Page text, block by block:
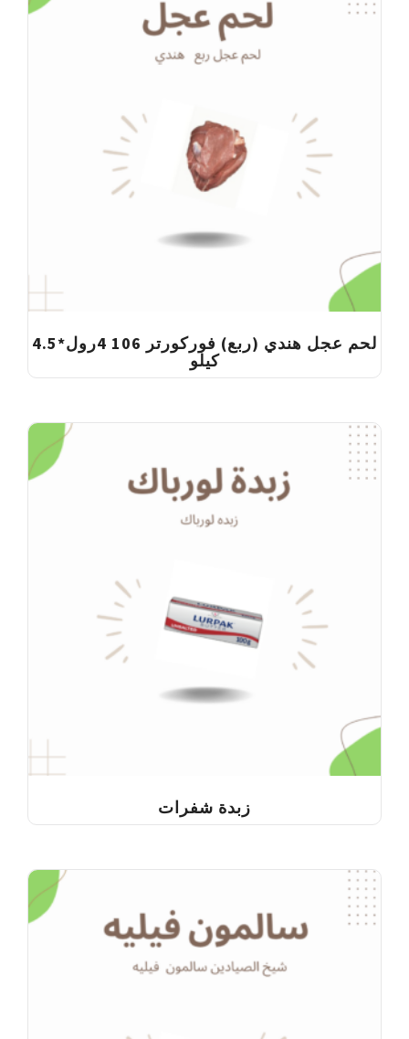
لحم عجل هندي (ربع) فوركورتر 106 4رول*4.5
كيلو
زبدة شفرات